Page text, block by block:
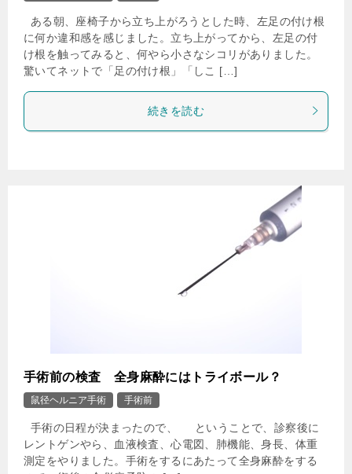
ある朝、座椅子から立ち上がろうとした時、左足の付け根
に何か違和感を感じました。立ち上がってから、左足の付
け根を触ってみると、何やら小さなシコリがありました。
驚いてネットで「足の付け根」「しこ […]
続きを読む
手術前の検査 全身麻酔にはトライボール？
鼠径ヘルニア手術 手術前
手術の日程が決まったので、 ということで、診察後に
レントゲンやら、血液検査、心電図、肺機能、身長、体重
測定をやりました。手術をするにあたって全身麻酔をする